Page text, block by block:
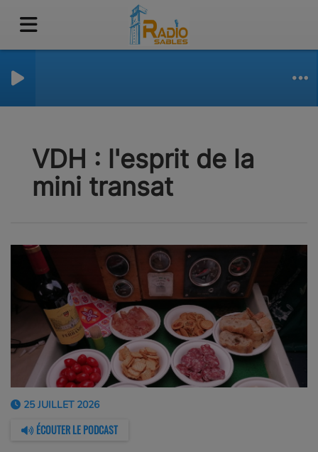
VDH : l'esprit de la
mini transat
25 JUILLET 2026
ÉCOUTER LE PODCAST